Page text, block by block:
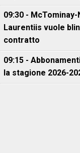
09:30 -
Laurentiis vuole
contratto
09:15 -
la stagione 2026-